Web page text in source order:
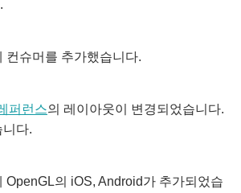
컨슈머를 추가했습니다.
퍼런스의 레이아웃이 변경되었습니다.
다.
OpenGL의 iOS, Android가 추가되었습